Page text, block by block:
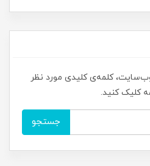
کلمه‌ی کلیدی مورد نظر
کلیک کنید.
جستجو